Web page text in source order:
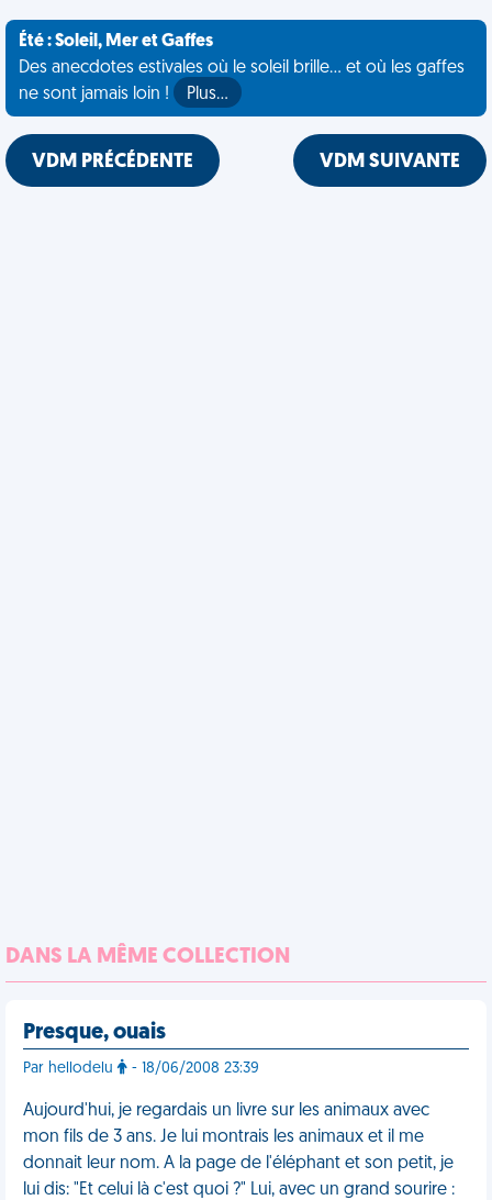
Été : Soleil, Mer et Gaffes
Des anecdotes estivales où le soleil brille... et où les gaffes
ne sont jamais loin !
Plus…
VDM PRÉCÉDENTE VDM SUIVANTE
DANS LA MÊME COLLECTION
Presque, ouais
Par hellodelu - 18/06/2008 23:39
Aujourd'hui, je regardais un livre sur les animaux avec
mon fils de 3 ans. Je lui montrais les animaux et il me
donnait leur nom. A la page de l'éléphant et son petit, je
lui dis: "Et celui là c'est quoi ?" Lui, avec un grand sourire :